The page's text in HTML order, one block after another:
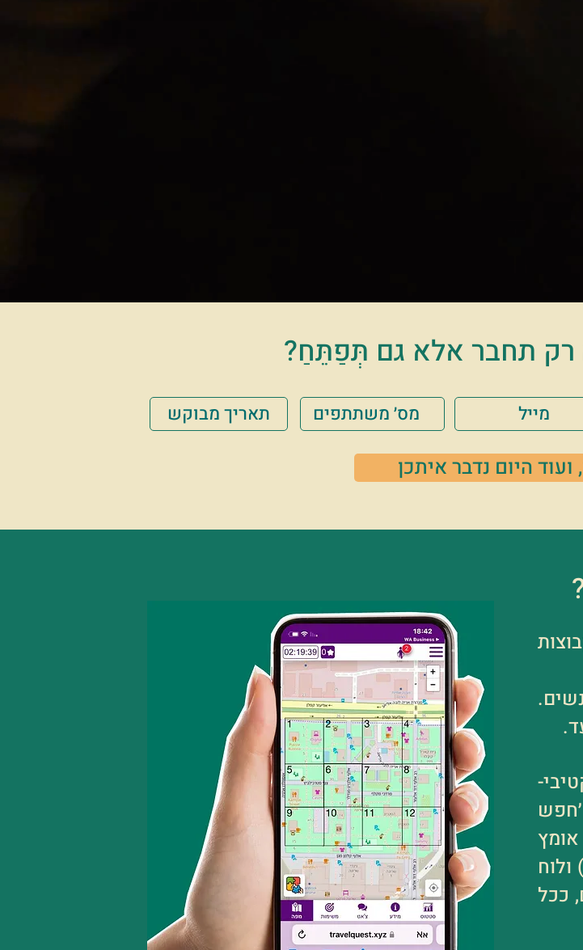
רק תחבר אלא גם תְּפַתֵּחַ?
היום נדבר איתכן
מונה 5-8 אנשים.
ולוח
ככל